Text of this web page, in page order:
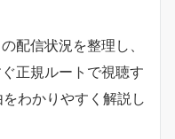
配信状況を整理し、
正規ルートで視聴す
わかりやすく解説し